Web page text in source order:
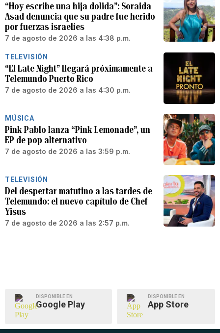
“Hoy escribe una hija dolida”: Soraida
Asad denuncia que su padre fue herido
por fuerzas israelíes
7 de agosto de 2026 a las 4:38 p.m.
TELEVISIÓN
“El Late Night” llegará próximamente a
Telemundo Puerto Rico
7 de agosto de 2026 a las 4:30 p.m.
MÚSICA
Pink Pablo lanza “Pink Lemonade”, un
EP de pop alternativo
7 de agosto de 2026 a las 3:59 p.m.
TELEVISIÓN
Del despertar matutino a las tardes de
Telemundo: el nuevo capítulo de Chef
Yisus
7 de agosto de 2026 a las 2:57 p.m.
DISPONIBLE EN
Google Play
DISPONIBLE EN
App Store